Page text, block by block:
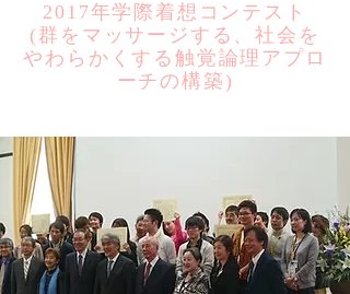
2017年学際着想コンテスト
​(群をマッサージする、社会を
やわらかくする触覚論理アプロ
ーチの構築)